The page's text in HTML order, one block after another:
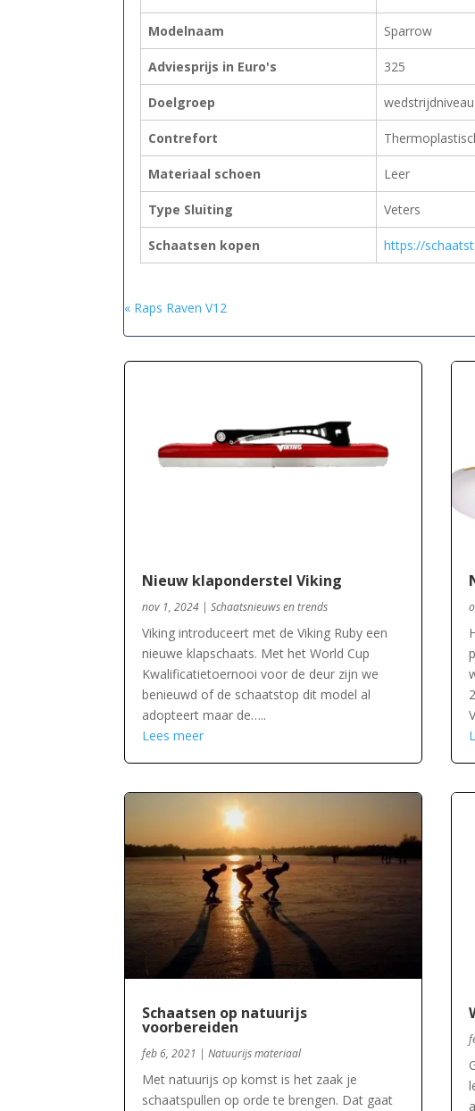
Modelnaam Sparrow
Adviesprijs in Euro's 325
Doelgroep wedstrijdniveau
Contrefort
Materiaal schoen Leer
Type Sluiting Veters
Schaatsen kopen https://
« Raps Raven V12
Nieuw klaponderstel Viking
nov 1, 2024 |Schaatsnieuws en trends
Viking introduceert met de Viking Ruby een
nieuwe klapschaats. Met het World Cup
Kwalificatietoernooi voor de deur zijn we
benieuwd of de schaatstop dit model al
adopteert maar de…..
Lees meer
Schaatsen op natuurijs
voorbereiden
feb 6, 2021 |Natuurijs materiaal
Met natuurijs op komst is het zaak je
schaatspullen op orde te brengen. Dat gaat